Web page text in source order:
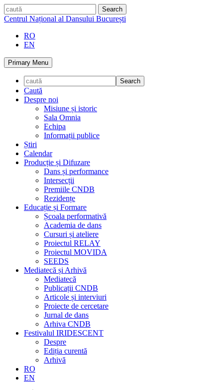
Skip
to
caută
Centrul Național al Dansului București
RO
EN
Primary Menu
Caută
Despre noi
Misiune și istoric
Sala Omnia
Echipa
Informații publice
Știri
Calendar
Producție și Difuzare
Dans și performance
Intersecții
Premiile CNDB
Rezidențe
Educație și Formare
Școala performativă
Academia de dans
Cursuri și ateliere
Proiectul RELAY
Proiectul MOVIDA
SEEDS
Mediatecă și Arhivă
Mediatecă
Publicații CNDB
Articole și interviuri
Proiecte de cercetare
Jurnal de dans
Arhiva CNDB
Festivalul IRIDESCENT
Despre
Ediția curentă
Arhivă
RO
EN